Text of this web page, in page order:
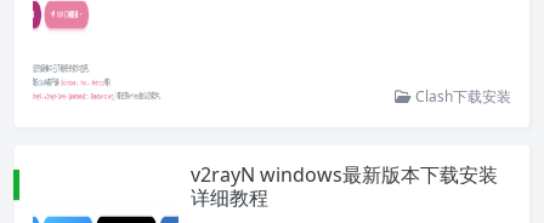
Clash下载安装
v2rayN windows最新版本下载安装
详细教程